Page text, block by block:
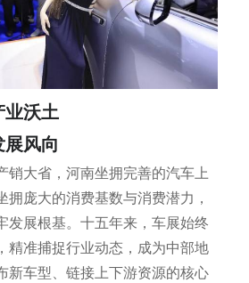
业沃土
风向
销大省，河南坐拥完善的汽车上
拥庞大的消费基数与消费潜力，
发展根基。十五年来，车展始终
精准捕捉行业动态，成为中部地
新车型、链接上下游资源的核心